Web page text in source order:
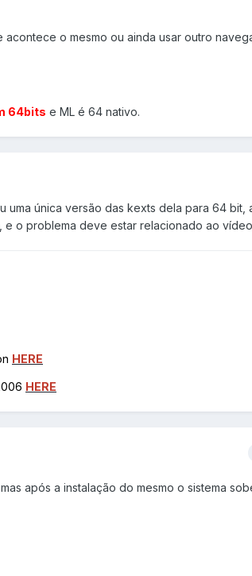
acontece o mesmo ou ainda usar outro
64bits e ML é 64 nativo.
uma única versão das kexts dela para 64 bit,
e o problema deve estar relacionado ao
HERE
HERE
após a instalação do mesmo o sistema